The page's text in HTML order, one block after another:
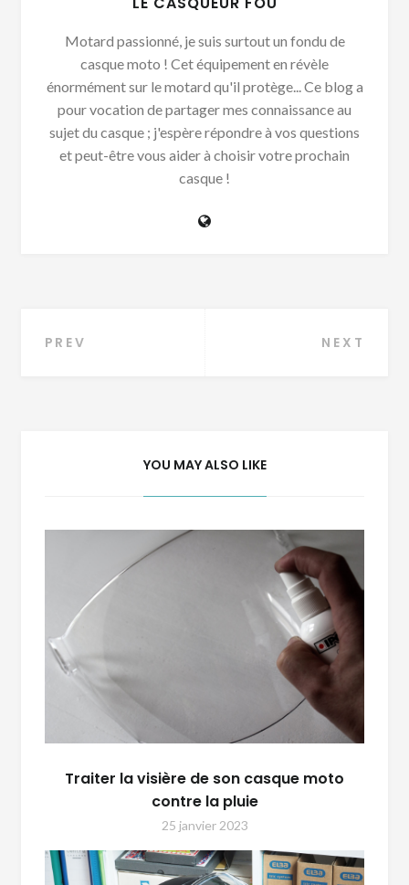
Motard passionné, je suis surtout un fondu de
casque moto ! Cet équipement en révèle
énormément sur le motard qu'il protège... Ce blog a
pour vocation de partager mes connaissance au
sujet du casque ; j'espère répondre à vos questions
et peut-être vous aider à choisir votre prochain
casque !
Navigation
PREV NEXT
YOU MAY ALSO LIKE
Traiter la visière de son casque moto
contre la pluie
25 janvier 2023